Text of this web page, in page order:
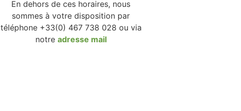
En dehors de ces horaires, nous
sommes à votre disposition par
téléphone +33(0) 467 738 028 ou via
notre adresse mail